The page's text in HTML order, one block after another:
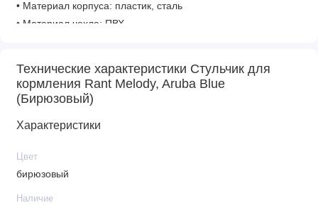
• Материал корпуса: пластик, сталь
• Материал чехла: ПВХ
Габариты
• Вес: 11,9 кг
• Размеры в сложенном виде: 67 х 59 х 114 см
Технические характеристики Стульчик для
кормления Rant Melody, Aruba Blue
(Бирюзовый)
Характеристики
Цвет
бирюзовый
Наличие